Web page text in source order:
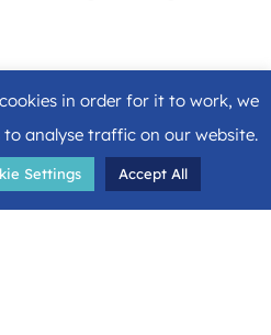
Inseln, von denen nur 147
des Staates macht ihn zu
in order for it to work, we
analyse traffic on our website.
Settings Accept All